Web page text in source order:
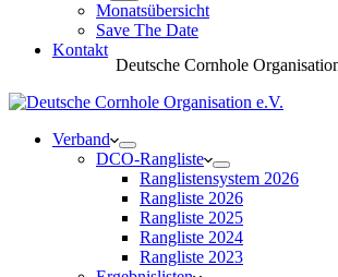
Monatsübersicht
Save The Date
Kontakt
Deutsche Cornhole
Verband
DCO-Rangliste
Ranglistensystem 2026
Rangliste 2026
Rangliste 2025
Rangliste 2024
Rangliste 2023